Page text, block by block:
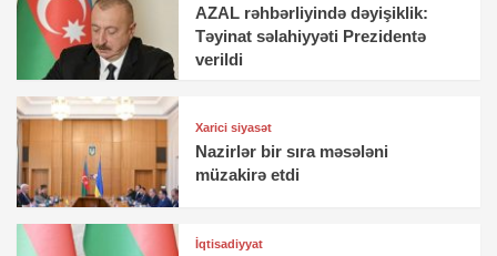
AZAL rəhbərliyində dəyişiklik:
Təyinat səlahiyyəti Prezidentə
verildi
Xarici siyasət
Nazirlər bir sıra məsələni
müzakirə etdi
İqtisadiyyat